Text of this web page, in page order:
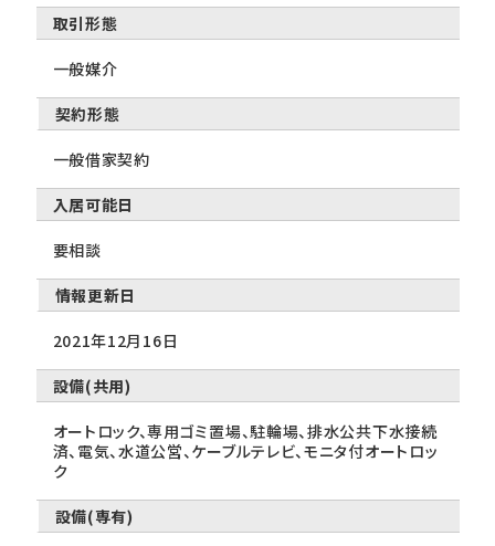
取引形態
一般媒介
契約形態
一般借家契約
入居可能日
要相談
情報更新日
2021年12月16日
設備(共用)
オートロック、専用ゴミ置場、駐輪場、排水公共下水接続
済、電気、水道公営、ケーブルテレビ、モニタ付オートロッ
ク
設備(専有)